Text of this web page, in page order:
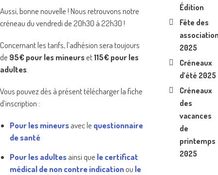
Aussi, bonne nouvelle ! Nous retrouvons notre
créneau du vendredi de 20h30 à 22h30 !
Concernant les tarifs, l’adhésion sera toujours
de 95€ pour les mineurset115€ pour les
adultes.
Vous pouvez dès à présent télécharger la fiche
d’inscription :
Pour les mineursavec le questionnaire
de santé
Pour les adultesainsi que le certificat
médical de non contre indicationou le
Édition
Fête des
2025
Créneaux
d’été 2025
Créneaux
des
vacances
de
printemps
2025